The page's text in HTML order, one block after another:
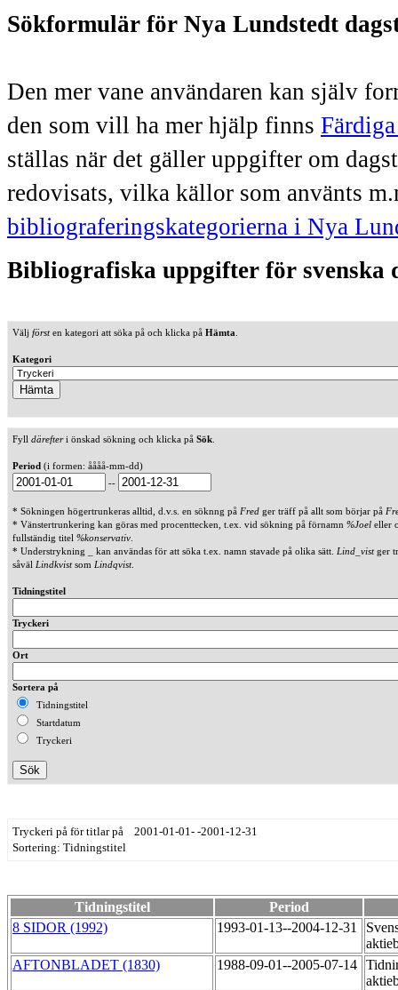
Sökformulär för Nya Lundstedt
Den mer vane användaren kan själv
den som vill ha mer hjälp finns
ställas när det gäller uppgifter om
redovisats, vilka källor som använts
bibliograferingskategorierna i Nya
Bibliografiska uppgifter för svenska
Välj försten kategori att söka på och klicka på Hämta
Kategori
Fyll därefteri önskad sökning och klicka på Sök
Period (i formen: åååå-mm-dd)
--
* Sökningen högertrunkeras alltid, d.v.s. en söknng på Fred ger träff på allt som börjar på
* Vänstertrunkering kan göras med procenttecken, t.ex. vid sökning på förnamn %Joel eller
fullständig titel %konservativ
* Understrykning _ kan användas för att söka t.ex. namn stavade på olika sätt. Lind_vistger
såväl Lindkvistsom Lindqvist.
Tidningstitel
Tryckeri
Ort
Sortera på
Tidningstitel
Startdatum
Tryckeri
Tryckeri på för titlar på 2001-01-01- -2001-12-31
Sortering: Tidningstitel
Tidningstitel
Period
8 SIDOR (1992)
1993-01-13--2004-12-31
AFTONBLADET (1830)
1988-09-01--2005-07-14